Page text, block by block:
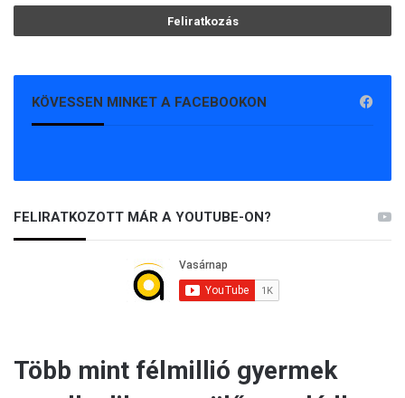
KÖVESSEN MINKET A FACEBOOKON
FELIRATKOZOTT MÁR A YOUTUBE-ON?